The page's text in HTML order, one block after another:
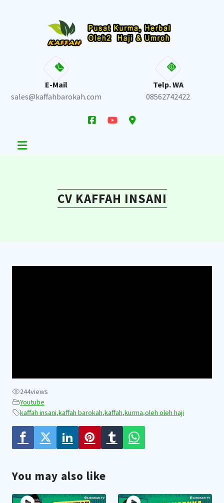
E-Mail
sales@kaffahbarokah.com
Telp. WA
08562742422
CV KAFFAH INSANI
244views
Youtube
kaffah insani,kaffah barokah,kaffah,kurma,oleh oleh haji
You may also like